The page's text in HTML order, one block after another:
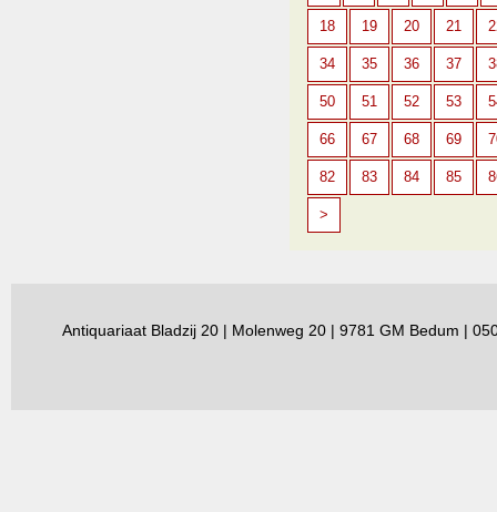
18 19 20 21
34 35 36 37
50 51 52 53
66 67 68 69
82 83 84 85
>
Antiquariaat Bladzij 20 | Molenweg 20 | 9781 GM Bedum |